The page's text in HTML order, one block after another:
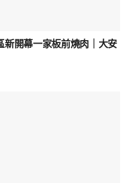
新開幕一家板前燒肉｜大安